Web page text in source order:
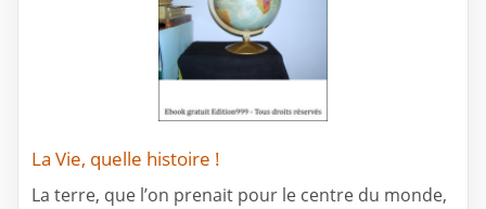
La Vie, quelle histoire !
La terre, que l’on prenait pour le centre du monde,